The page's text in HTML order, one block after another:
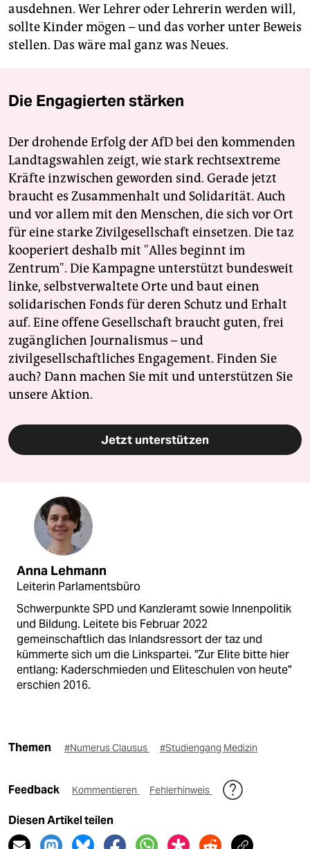
ausdehnen. Wer Lehrer oder Lehrerin werden will,
sollte Kinder mögen – und das vorher unter Beweis
stellen. Das wäre mal ganz was Neues.
Die Engagierten stärken
Der drohende Erfolg der AfD bei den kommenden
Landtagswahlen zeigt, wie stark rechtsextreme
Kräfte inzwischen geworden sind. Gerade jetzt
braucht es Zusammenhalt und Solidarität. Auch
und vor allem mit den Menschen, die sich vor Ort
für eine starke Zivilgesellschaft einsetzen. Die taz
kooperiert deshalb mit "Alles beginnt im
Zentrum". Die Kampagne unterstützt bundesweit
linke, selbstverwaltete Orte und baut einen
solidarischen Fonds für deren Schutz und Erhalt
auf. Eine offene Gesellschaft braucht guten, frei
zugänglichen Journalismus – und
zivilgesellschaftliches Engagement. Finden Sie
auch? Dann machen Sie mit und unterstützen Sie
unsere Aktion.
Jetzt unterstützen
Anna Lehmann
Leiterin Parlamentsbüro
Schwerpunkte SPD und Kanzleramt sowie Innenpolitik
und Bildung. Leitete bis Februar 2022
gemeinschaftlich das Inlandsressort der taz und
kümmerte sich um die Linkspartei. "Zur Elite bitte hier
entlang: Kaderschmieden und Eliteschulen von heute"
erschien 2016.
Themen #Numerus Clausus #Studiengang Medizin
Feedback Kommentieren Fehlerhinweis
Diesen Artikel teilen